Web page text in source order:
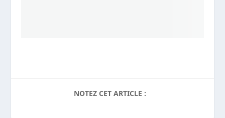
NOTEZ CET ARTICLE :